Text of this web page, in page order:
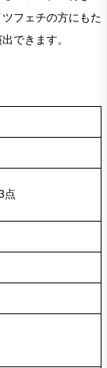
フェチの方にもた
できます。
点